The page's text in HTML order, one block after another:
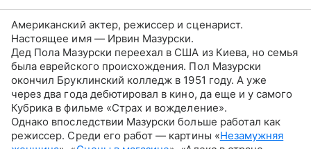
Американский актер, режиссер и сценарист.
Настоящее имя — Ирвин Мазурски.
Дед Пола Мазурски переехал в США из Киева, но семья
была еврейского происхождения. Пол Мазурски
окончил Бруклинский колледж в 1951 году. А уже
через два года дебютировал в кино, да еще и у самого
Кубрика в фильме «Страх и вожделение».
Однако впоследствии Мазурски больше работал как
режиссер. Среди его работ — картины «Незамужняя